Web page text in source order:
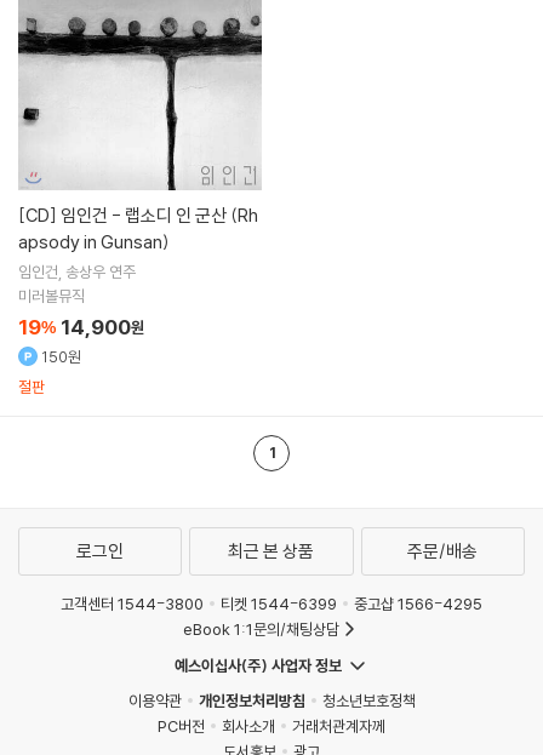
[CD] 임인건 - 랩소디 인 군산 (Rh
apsody in Gunsan)
임인건 송상우 연주
미러볼뮤직
19% 14,900원
150원
절판
1
로그인 최근 본 상품 주문/배송
고객센터 1544-3800 티켓 1544-6399
중고샵 1566-4295
eBook 1:1문의/채팅상담
예스이십사(주) 사업자 정보
이용약관
개인정보처리방침
청소년보호정책
PC버전
회사소개
거래처관계자께